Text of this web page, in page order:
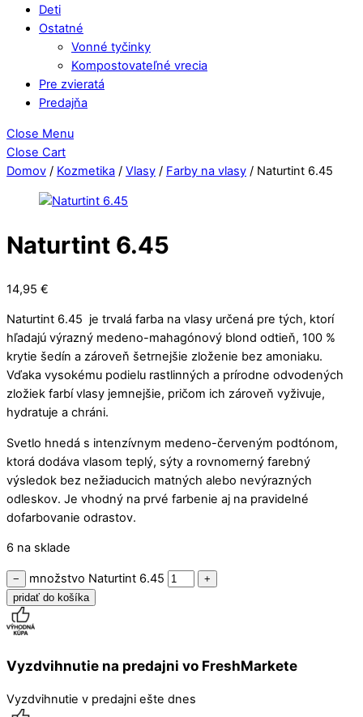
Deti
Ostatné
Vonné tyčinky
Kompostovateľné vrecia
Pre zvieratá
Predajňa
Close Menu
Close Cart
Domov / Kozmetika / Vlasy / Farby na vlasy / Naturtint 6.45
Naturtint 6.45
14,95 €
Naturtint 6.45 je trvalá farba na vlasy určená pre tých, ktorí
hľadajú výrazný medeno-mahagónový blond odtieň, 100 %
krytie šedín a zároveň šetrnejšie zloženie bez amoniaku.
Vďaka vysokému podielu rastlinných a prírodne odvodených
zložiek farbí vlasy jemnejšie, pričom ich zároveň vyživuje,
hydratuje a chráni.
Svetlo hnedá s intenzívnym medeno-červeným podtónom,
ktorá dodáva vlasom teplý, sýty a rovnomerný farebný
výsledok bez nežiaducich matných alebo nevýrazných
odleskov. Je vhodný na prvé farbenie aj na pravidelné
dofarbovanie odrastov.
6 na sklade
− množstvo Naturtint 6.45
+
pridať do košíka
Vyzdvihnutie na predajni vo FreshMarkete
Vyzdvihnutie v predajni ešte dnes